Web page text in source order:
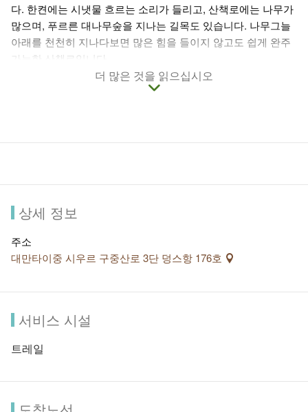
다. 한켠에는 시냇물 흐르는 소리가 들리고, 산책로에는 나무가
많으며, 푸르른 대나무숲을 지나는 길목도 있습니다. 나무그늘
아래를 천천히 지나다보면 많은 힘을 들이지 않고도 쉽게 완주
가능한 산책로입니다.
즈가오전 산책로는 산책, 휴양, 운동, 자전거타기등이 모두 가능
하며, 밤이 되면 도심의 불빛이 하나둘 켜지며 아름다운 야경을
역, 우르 맥조양조장 등의 명소를 들러 보람찬 휴일을 보내셔도
더 많은 것을 읽으십시오
상세 정보
주소
대만타이중 시우르 구중산로 3단 덩스항 176호
서비스 시설
트레일